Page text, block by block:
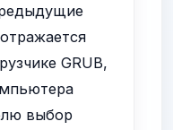
GRUB,
выбор